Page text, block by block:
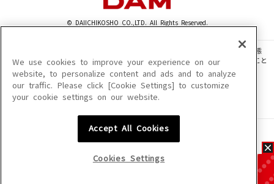
© DAIICHIKOSHO CO.,LTD. All Rights Reserved.
このサイトに掲載されている一切の文章・画像・写真・動画・音声等を、手段や形態
を問わず、著作権法の定める範囲を超えて無断で複製、転載、ファイル化などすること
を禁じます。
楽曲及びコンテンツは、機種によりご利用いただけない場合があります。
楽曲及びコンテンツの配信日、配信内容が変更になる場合があります。
We use cookies to improve your experience on our
website, to personalize content and ads and to analyze
our traffic. Please click [Cookie Settings] to customize
your cookie settings on our website.
Accept All Cookies
Cookies Settings